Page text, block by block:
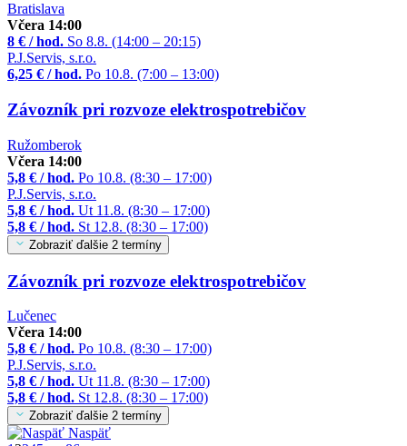
Bratislava
Včera 14:00
8 € / hod. So 8.8. (14:00 – 20:15)
P.J.Servis, s.r.o.
6,25 € / hod. Po 10.8. (7:00 – 13:00)
Závozník pri rozvoze elektrospotrebičov
Ružomberok
Včera 14:00
5,8 € / hod. Po 10.8. (8:30 – 17:00)
P.J.Servis, s.r.o.
5,8 € / hod. Ut 11.8. (8:30 – 17:00)
5,8 € / hod. St 12.8. (8:30 – 17:00)
Zobraziť ďalšie 2 termíny
Závozník pri rozvoze elektrospotrebičov
Lučenec
Včera 14:00
5,8 € / hod. Po 10.8. (8:30 – 17:00)
P.J.Servis, s.r.o.
5,8 € / hod. Ut 11.8. (8:30 – 17:00)
5,8 € / hod. St 12.8. (8:30 – 17:00)
Zobraziť ďalšie 2 termíny
Naspäť